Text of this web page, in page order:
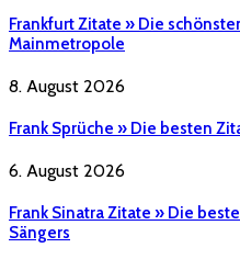
Frankfurt Zitate » Die
Mainmetropole
8. August 2026
Frank Sprüche » Die besten
6. August 2026
Frank Sinatra Zitate » Die
Sängers